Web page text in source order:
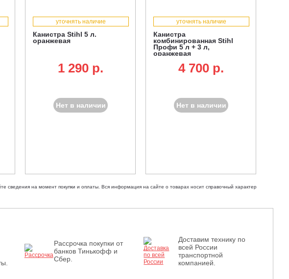
уточнять наличие
Канистра Stihl 5 л.
оранжевая
1 290 p.
Нет в наличии
уточнять наличие
Канистра
комбинированная Stihl
Профи 5 л + 3 л,
оранжевая
4 700 p.
Нет в наличии
сведения на момент покупки и оплаты. Вся информация на сайте о товарах носит справочный характер
Рассрочка покупки от
банков Тинькофф и
Сбер.
Доставим технику по
всей России
транспортной
компанией.